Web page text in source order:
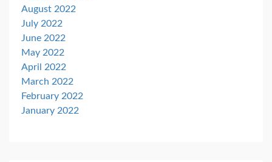
August 2022
July 2022
June 2022
May 2022
April 2022
March 2022
February 2022
January 2022